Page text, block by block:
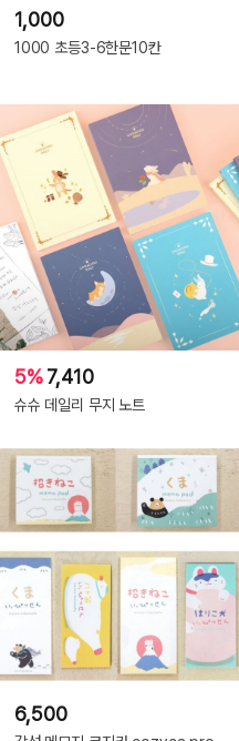
1,000
1000 초등3-6한문10칸
5%7,410
슈슈 데일리 무지 노트
6,500